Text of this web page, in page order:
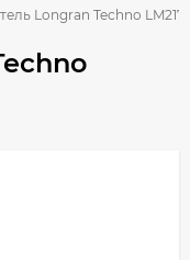
Longran Techno LM2171